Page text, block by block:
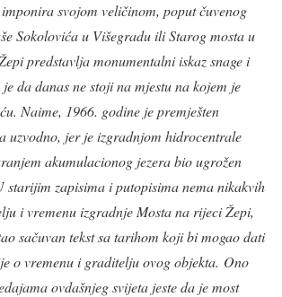
svojom veličinom, poput čuvenog
Sokolovića u Višegradu ili Starog mosta u
predstavlja monumentalni iskaz snage i
da danas ne stoji na mjestu na kojem je
Naime, 1966. godine je premješten
uzvodno, jer je izgradnjom hidrocentrale
akumulacionog jezera bio ugrožen
starijim zapisima i putopisima nema nikakvih
i vremenu izgradnje Mosta na rijeci Žepi,
sačuvan tekst sa tarihom koji bi mogao dati
o vremenu i graditelju ovog objekta. Ono
ovdašnjeg svijeta jeste da je most